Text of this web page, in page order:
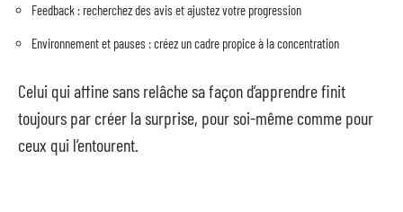
Feedback : recherchez des avis et ajustez votre progression
Environnement et pauses : créez un cadre propice à la concentration
Celui qui affine sans relâche sa façon d’apprendre finit
toujours par créer la surprise, pour soi-même comme pour
ceux qui l’entourent.